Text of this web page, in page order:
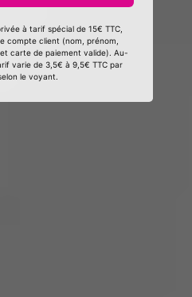
à tarif spécial de 15€ TTC,
compte client (nom, prénom,
carte de paiement valide). Au-
varie de 3,5€ à 9,5€ TTC par
le voyant.